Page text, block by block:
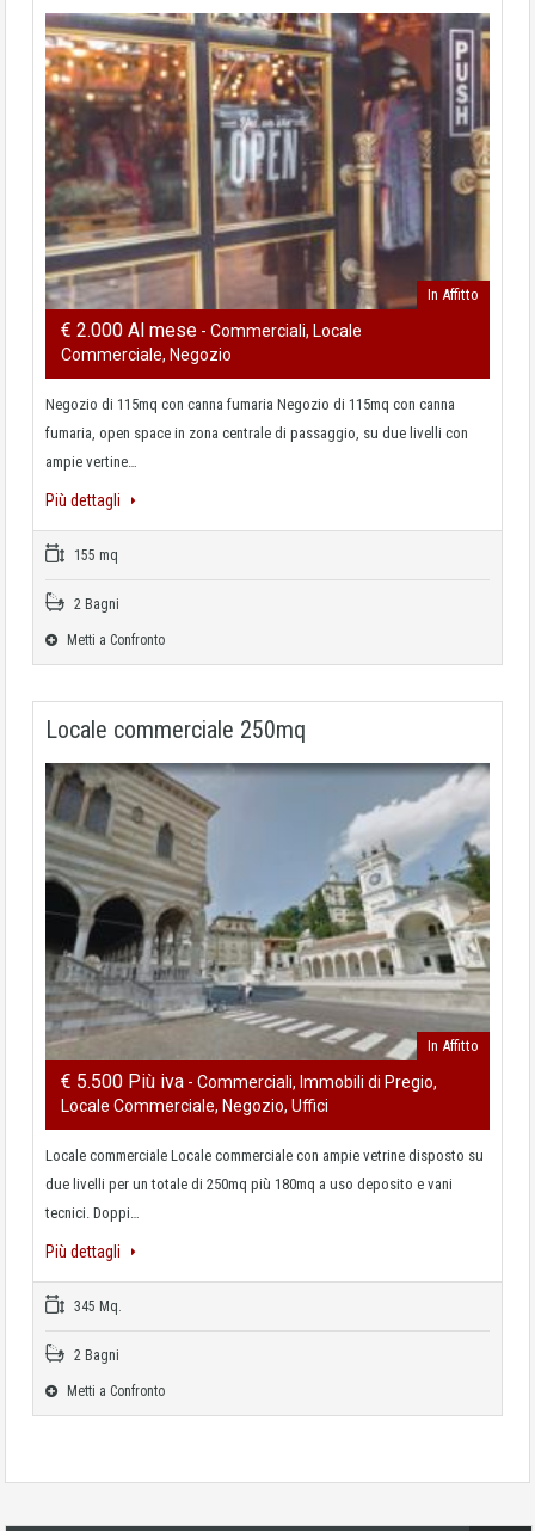
In Affitto
€ 2.000 Al mese - Commerciali, Locale
Commerciale, Negozio
Negozio di 115mq con canna fumaria Negozio di 115mq con canna
fumaria, open space in zona centrale di passaggio, su due livelli con
ampie vertine…
Più dettagli
155 mq
2 Bagni
Metti a Confronto
Locale commerciale 250mq
In Affitto
€ 5.500 Più iva - Commerciali, Immobili di Pregio,
Locale Commerciale, Negozio, Uffici
Locale commerciale Locale commerciale con ampie vetrine disposto su
due livelli per un totale di 250mq più 180mq a uso deposito e vani
tecnici. Doppi…
Più dettagli
345 Mq.
2 Bagni
Metti a Confronto